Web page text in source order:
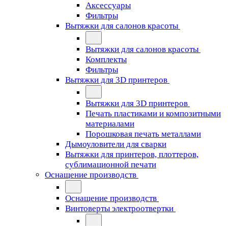
Аксессуары
Фильтры
Вытяжки для салонов красоты
Вытяжки для салонов красоты
Комплекты
Фильтры
Вытяжки для 3D принтеров
Вытяжки для 3D принтеров
Печать пластиками и композитными
материалами
Порошковая печать металлами
Дымоуловители для сварки
Вытяжки для принтеров, плоттеров,
сублимационной печати
Оснащение производств
Оснащение производств
Винтоверты электроотвертки